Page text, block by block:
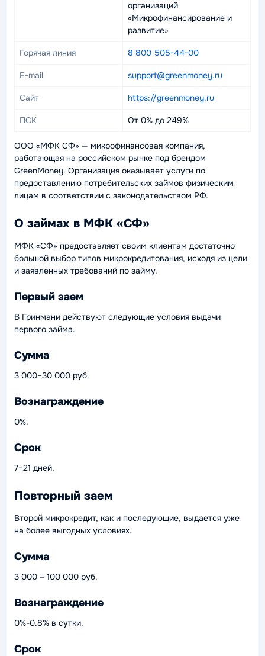
организаций
«Микрофинансирование и
развитие»
Горячая линия 8 800 505-44-00
E-mail support@greenmoney.ru
Сайт https://greenmoney.ru
ПСК От 0% до 249%
ООО «МФК СФ» — микрофинансовая компания,
работающая на российском рынке под брендом
GreenMoney. Организация оказывает услуги по
предоставлению потребительских займов физическим
лицам в соответствии с законодательством РФ.
О займах в МФК «СФ»
МФК «СФ» предоставляет своим клиентам достаточно
большой выбор типов микрокредитования, исходя из цели
и заявленных требований по займу.
Первый заем
В Гринмани действуют следующие условия выдачи
первого займа.
Сумма
3 000–30 000 руб.
Вознаграждение
0%.
Срок
7–21 дней.
Повторный заем
Второй микрокредит, как и последующие, выдается уже
на более выгодных условиях.
Сумма
3 000 – 100 000 руб.
Вознаграждение
0%-0.8% в сутки.
Срок